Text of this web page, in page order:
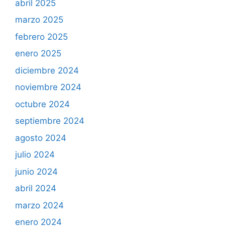
abril 2025
marzo 2025
febrero 2025
enero 2025
diciembre 2024
noviembre 2024
octubre 2024
septiembre 2024
agosto 2024
julio 2024
junio 2024
abril 2024
marzo 2024
enero 2024